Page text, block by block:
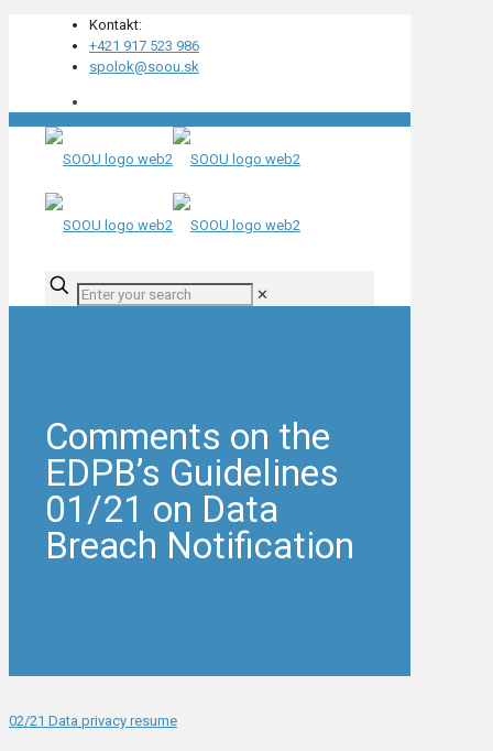
Kontakt:
+421 917 523 986
spolok@soou.sk
✕
Comments on the
EDPB’s Guidelines
01/21 on Data
Breach Notification
02/21 Data privacy resume